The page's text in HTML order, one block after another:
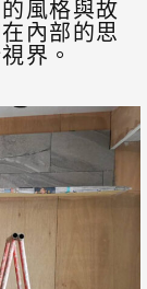
風格與故
內部的思
界。